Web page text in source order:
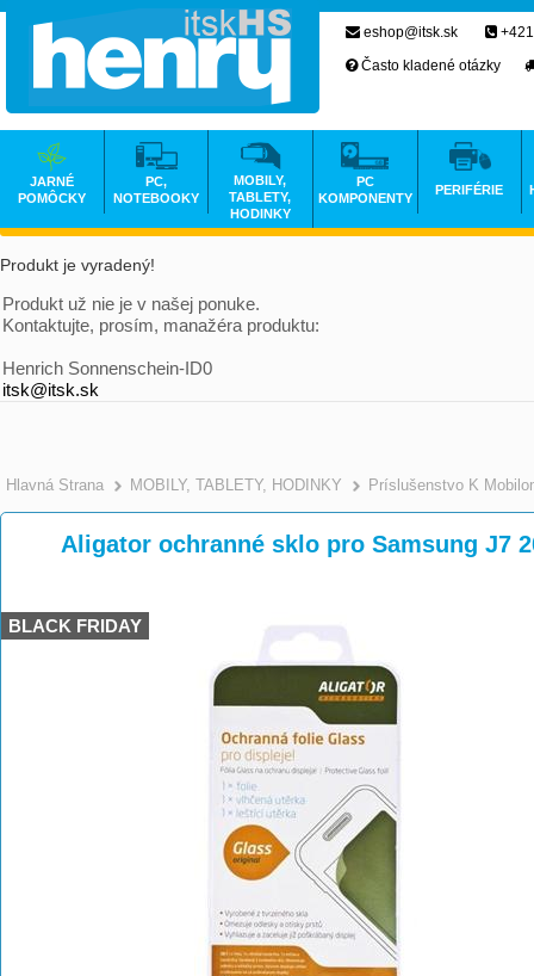
Produkt je vyradený!
Produkt už nie je v našej ponuke.
Kontaktujte, prosím, manažéra produktu:
Henrich Sonnenschein-ID0
itsk@itsk.sk
Hlavná Strana >
MOBILY, TABLETY, HODINKY >
Príslušenstvo K
Aligator ochranné sklo pro Samsung J7
BLACK FRIDAY
eshop@itsk.sk
Často kladené otázky
JARNÉ
POMÔCKY
PC,
NOTEBOOKY
MOBILY,
TABLETY,
HODINKY
PC
KOMPONENTY
PERIFÉRIE